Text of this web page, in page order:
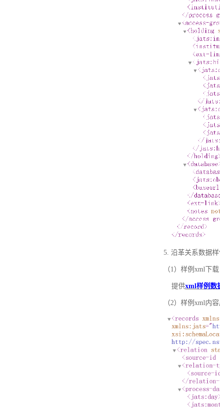
5. 沿革关系数据
（1）样例xml下载
提供xml样例数
（2）样例xml内